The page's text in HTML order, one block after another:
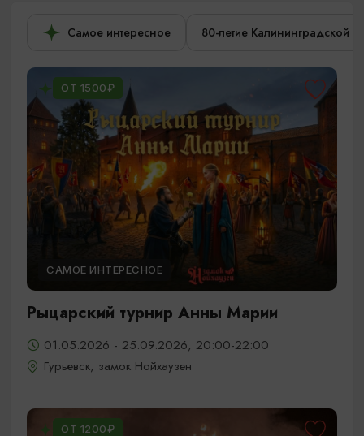
Самое интересное 80-летие Калининградской
ОТ 1500₽
САМОЕ ИНТЕРЕСНОЕ
Рыцарский турнир Анны Марии
01.05.2026 - 25.09.2026, 20:00-22:00
Гурьевск, замок Нойхаузен
ОТ 1200₽